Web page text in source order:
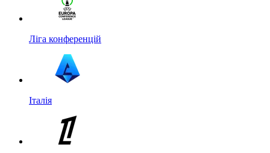
Ліга конференцій
Італія